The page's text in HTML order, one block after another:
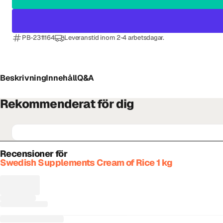
PB-2311164 Leveranstid inom 2-4 arbetsdagar.
BeskrivningInnehållQ&A
Rekommenderat för dig
Recensioner för
Swedish Supplements Cream of Rice 1 kg